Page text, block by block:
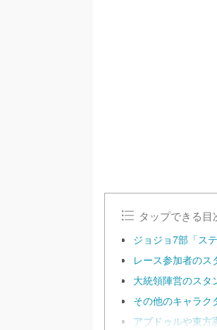
タップできる目
ジョジョ7部「ス
レース参加者のス
大統領陣営のスタ
その他のキャラク
アブドゥルや東方